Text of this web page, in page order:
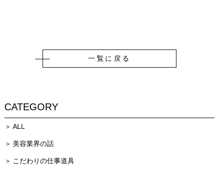
一覧に戻る
CATEGORY
ALL
美容業界の話
こだわりの仕事道具